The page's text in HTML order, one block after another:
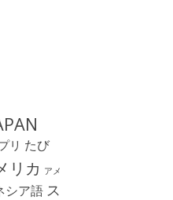
リ たび
リカ アメ
シア語 ス